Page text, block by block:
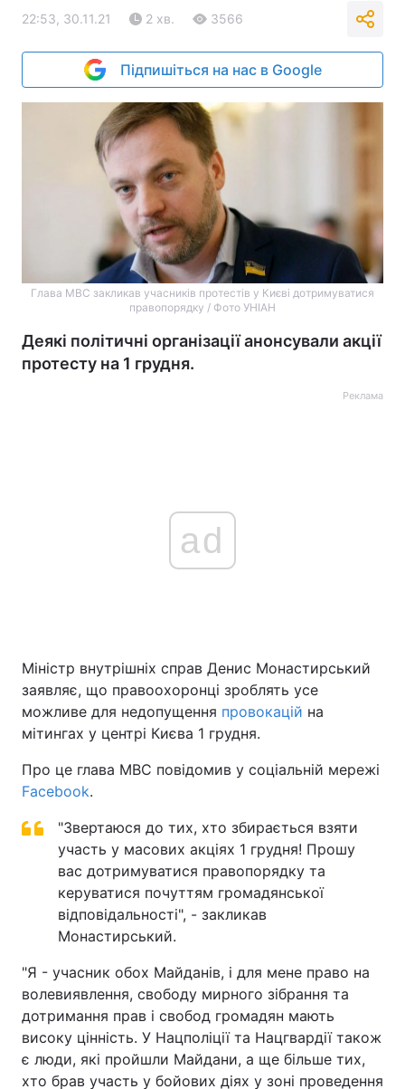
22:53, 30.11.21 2 хв. 3566
Підпишіться на нас в Google
Глава МВС закликав учасників протестів у Києві дотримуватися
правопорядку / Фото УНІАН
Деякі політичні організації анонсували акції
протесту на 1 грудня.
Реклама
ad
Міністр внутрішніх справ Денис Монастирський
заявляє, що правоохоронці зроблять усе
можливе для недопущення провокацій на
мітингах у центрі Києва 1 грудня.
Про це глава МВС повідомив у соціальній мережі
Facebook.
"Звертаюся до тих, хто збирається взяти
участь у масових акціях 1 грудня! Прошу
вас дотримуватися правопорядку та
керуватися почуттям громадянської
відповідальності", - закликав
Монастирський.
"Я - учасник обох Майданів, і для мене право на
волевиявлення, свободу мирного зібрання та
дотримання прав і свобод громадян мають
високу цінність. У Нацполіції та Нацгвардії також
є люди, які пройшли Майдани, а ще більше тих,
хто брав участь у бойових діях у зоні проведення